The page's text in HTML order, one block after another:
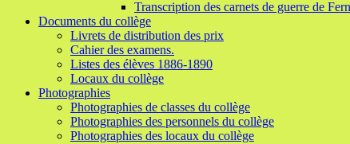
Transcription des carnets de guerre de
Documents du collège
Livrets de distribution des prix
Cahier des examens.
Listes des élèves 1886-1890
Locaux du collège
Photographies
Photographies de classes du collège
Photographies des personnels du collège
Photographies des locaux du collège